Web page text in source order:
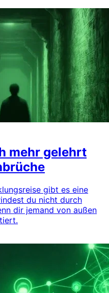
mehr gelehrt
gibt es eine
du nicht durch
dir jemand von außen